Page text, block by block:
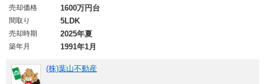
売却価格 1600万円台
間取り 5LDK
売却時期 2025年夏
築年月 1991年1月
(株)葉山不動産